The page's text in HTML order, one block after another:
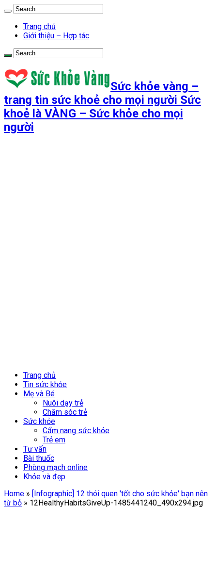
Trang chủ
Giới thiệu – Hợp tác
Sức khỏe vàng –
trang tin sức khoẻ cho mọi người Sức
khoẻ là VÀNG – Sức khỏe cho mọi
người
Trang chủ
Tin sức khỏe
Mẹ và Bé
Nuôi dạy trẻ
Chăm sóc trẻ
Sức khỏe
Cẩm nang sức khỏe
Trẻ em
Tư vấn
Bài thuốc
Phòng mạch online
Khỏe và đẹp
Home » [Infographic] 12 thói quen 'tốt cho sức khỏe' bạn nên
từ bỏ » 12HealthyHabitsGiveUp-1485441240_490x294.jpg